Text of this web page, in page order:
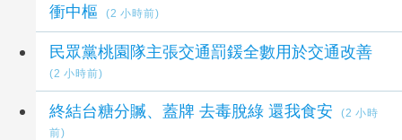
衝中樞
(2 小時前)
民眾黨桃園隊主張交通罰鍰全數用於交通改善
(2 小時前)
終結台糖分贓、蓋牌 去毒脫綠 還我食安
(2 小時
前)